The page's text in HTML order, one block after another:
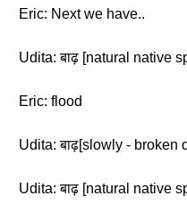
Eric: Next we have..
Udita: बाढ़ [natural native
Eric: flood
Udita: बाढ़[slowly - broken
Udita: बाढ़ [natural native